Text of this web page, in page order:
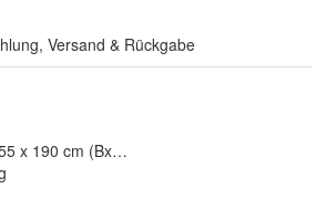
Versand & Rückgabe
x 190 cm (BxTxH)